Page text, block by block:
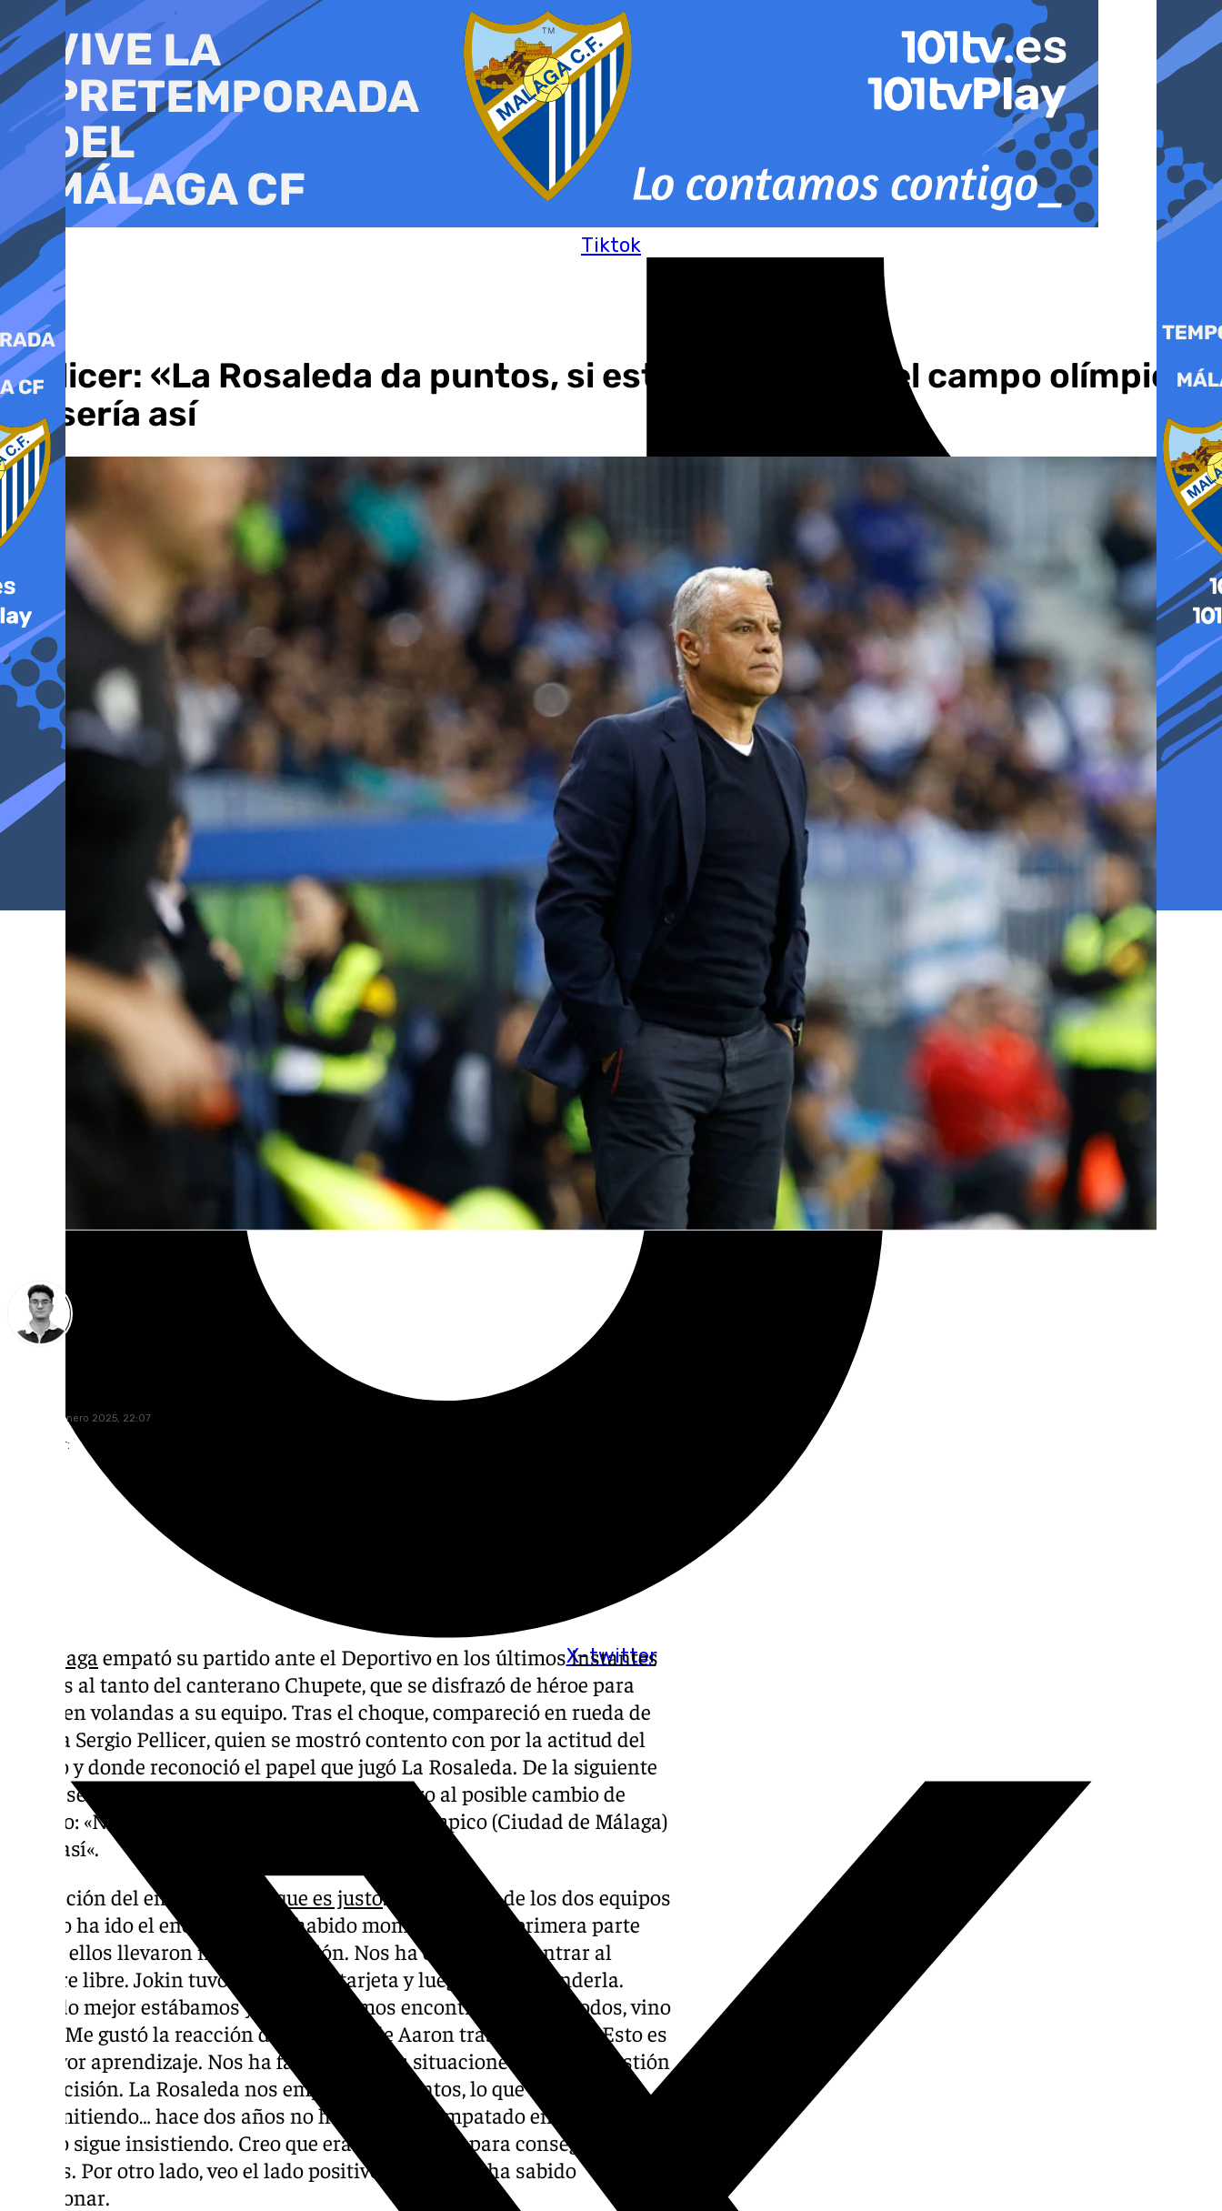
al
contenido
Tiktok
X-twitter
Pellicer: «La Rosaleda da puntos, si estuviéramos en el campo olímpico,
no sería así
sábado, 11 enero 2025, 22:07
Compartir:
Málaga empató su partido ante el Deportivo en los últimos instantes
gracias al tanto del canterano Chupete, que se disfrazó de héroe para
llevar en volandas a su equipo. Tras el choque, compareció en rueda de
prensa Sergio Pellicer, quien se mostró contento con por la actitud del
equipo y donde reconoció el papel que jugó La Rosaleda. De la siguiente
forma se refirió a su afición, con un dardo claro al posible cambio de
estadio: «Nos da muchos puntos, esto en el Olímpico (Ciudad de Málaga)
no es así«.
Valoración del empate:”
Creo que es justo. Por méritos de los dos equipos
y cómo ha ido el encuentro. Ha habido momentos en la primera parte
donde ellos llevaron más la posesión. Nos ha costado encontrar al
hombre libre. Jokin tuvo pronto una tarjeta y luego supo defenderla.
Cuando mejor estábamos y nos podríamos encontrar más cómodos, vino
el gol. Me gustó la reacción del equipo y de Aaron tras la pérdida. Esto es
el mayor aprendizaje. Nos ha faltado ciertas situaciones, es una cuestión
de precisión. La Rosaleda nos empuja y da puntos, lo que se está
transmitiendo… hace dos años no hubiésemos empatado en la vida. El
equipo sigue insistiendo. Creo que era un buen día para conseguir los 33
puntos. Por otro lado, veo el lado positivo y el equipo ha sabido
reaccionar.